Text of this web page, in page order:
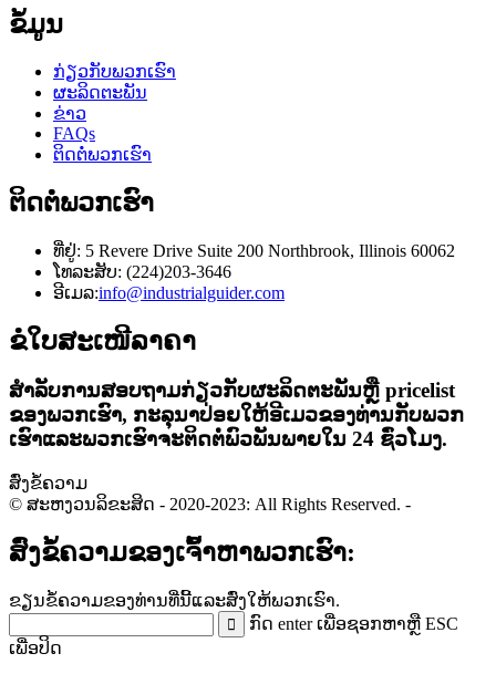
ຂໍ້ມູນ
ກ່ຽວ​ກັບ​ພວກ​ເຮົາ
ຜະລິດຕະພັນ
ຂ່າວ
FAQs
ຕິດ​ຕໍ່​ພວກ​ເຮົາ
ຕິດ​ຕໍ່​ພວກ​ເຮົາ
ທີ່ຢູ່: 5 Revere Drive Suite 200 Northbrook, Illinois 60062
ໂທລະສັບ: (224)203-3646
ອີເມລ:info@industrialguider.com
ຂໍໃບສະເໜີລາຄາ
ສໍາ​ລັບ​ການ​ສອບ​ຖາມ​ກ່ຽວ​ກັບ​ຜະ​ລິດ​ຕະ​ພັນ​ຫຼື pricelist
ຂອງ​ພວກ​ເຮົາ​, ກະ​ລຸ​ນາ​ປ່ອຍ​ໃຫ້​ອີ​ເມວ​ຂອງ​ທ່ານ​ກັບ​ພວກ​
ເຮົາ​ແລະ​ພວກ​ເຮົາ​ຈະ​ຕິດ​ຕໍ່​ພົວ​ພັນ​ພາຍ​ໃນ 24 ຊົ່ວ​ໂມງ​.
ສົ່ງຂໍ້ຄວາມ
© ສະຫງວນລິຂະສິດ - 2020-2023: All Rights Reserved. -
ສົ່ງຂໍ້ຄວາມຂອງເຈົ້າຫາພວກເຮົາ:
ຂຽນຂໍ້ຄວາມຂອງທ່ານທີ່ນີ້ແລະສົ່ງໃຫ້ພວກເຮົາ.
ກົດ enter ເພື່ອຊອກຫາຫຼື ESC
ເພື່ອປິດ